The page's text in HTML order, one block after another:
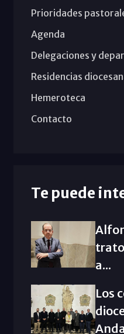
Prioridades
Agenda
Delegaciones y
Residencias
Hemeroteca
Contacto
Te puede
a...
Los